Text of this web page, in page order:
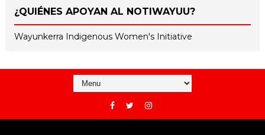
¿QUIÉNES APOYAN AL NOTIWAYUU?
Wayunkerra Indigenous Women's Initiative